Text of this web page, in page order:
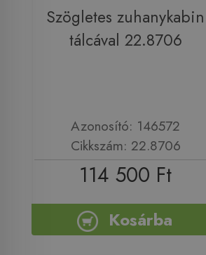
Szögletes zuhanykabin
tálcával 22.8706
Azonosító: 146572
Cikkszám: 22.8706
114 500 Ft
Kosárba